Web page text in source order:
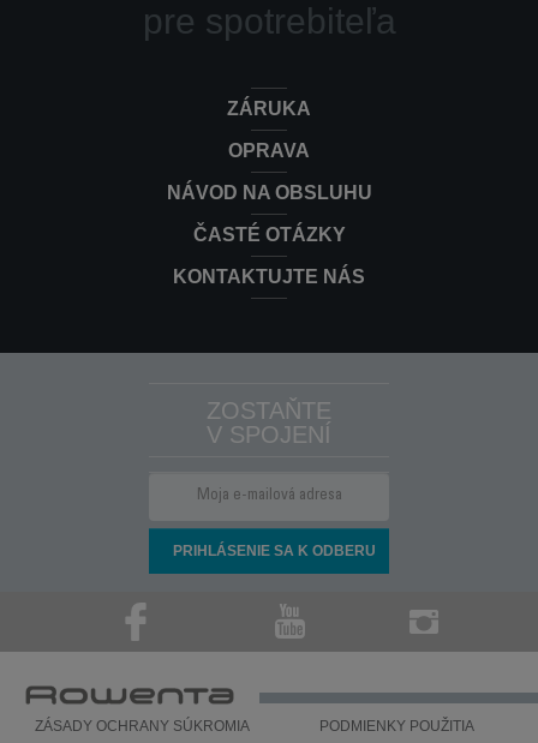
pre spotrebiteľa
ZÁRUKA
OPRAVA
NÁVOD NA OBSLUHU
ČASTÉ OTÁZKY
KONTAKTUJTE NÁS
ZOSTAŇTE
V SPOJENÍ
ZÁSADY OCHRANY SÚKROMIA PODMIENKY POUŽITIA